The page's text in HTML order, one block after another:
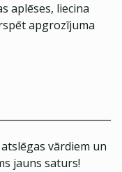
aplēses, liecina
apgrozījuma
vārdiem un
jauns saturs!